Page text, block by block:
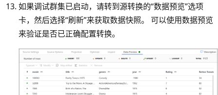
如果调试群集已启动，请转到源转换的“数据预览”选项
卡，然后选择“刷新”来获取数据快照。 可以使用数据预览
来验证是否已正确配置转换。